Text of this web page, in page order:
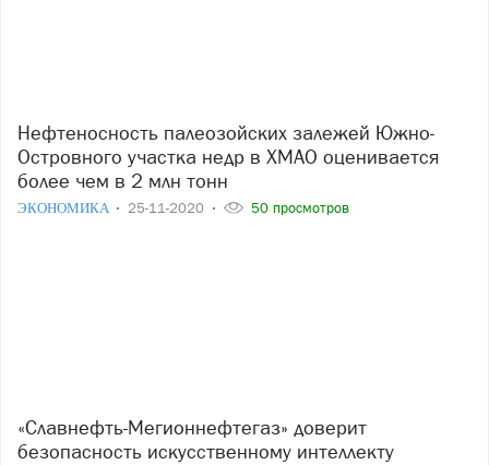
Нефтеносность палеозойских залежей Южно-
Островного участка недр в ХМАО оценивается
более чем в 2 млн тонн
ЭКОНОМИКА 25-11-2020 50 просмотров
«Славнефть-Мегионнефтегаз» доверит
безопасность искусственному интеллекту